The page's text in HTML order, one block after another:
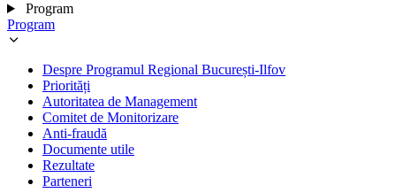
Program
Program
Despre Programul Regional București-Ilfov
Priorități
Autoritatea de Management
Comitet de Monitorizare
Anti-fraudă
Documente utile
Rezultate
Parteneri